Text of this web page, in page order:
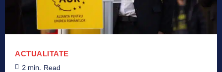
ACTUALITATE
2 min. Read